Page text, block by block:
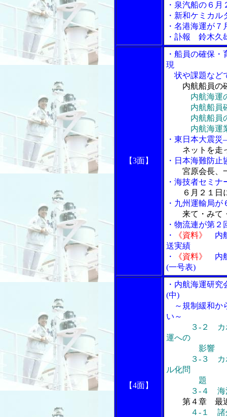
・泉汽船の６
・新和ケミカ
・名港海運が
・訃報 鈴木久
【3面】
・船員の確保
現
状や課題など
内航船員の
内航海運
内航船員確
内航船員の
内航海運業
・東日本大震
ネットを走
・日本海難防
宮原会長、
・海技者セミ
６月２１日
・九州運輸局
来て・みて
・物流連が第
・
《資料》
内
送実績
・
《資料》
内
(一号表)
【4面】
・内航海運研
(中)
～規制緩和か
い～
３‐２ カ
運への
影響
３‐３ カボタ
ル化問
題
３‐４ 海洋
第４章 最
４‐１ 諸